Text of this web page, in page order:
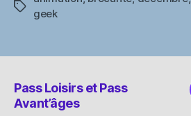
Étiquettes
geek
Pass Loisirs et Pass
Avant’âges